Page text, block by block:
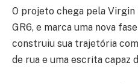
O projeto chega pela
GR6, e marca uma nova
construiu sua trajetória
de rua e uma escrita capaz